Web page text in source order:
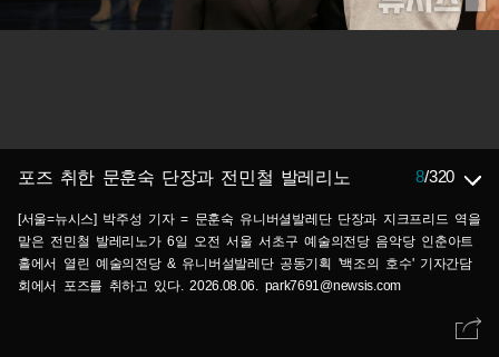
포즈 취한 문훈숙 단장과 전민철 발레리노 8/320
[서울=뉴시스] 박주성 기자 = 문훈숙 유니버셜발레단 단장과 지크프리드 역을
맡은 전민철 발레리노가 6일 오전 서울 서초구 예술의전당 음악당 인춘아트
홀에서 열린 예술의전당 & 유니버설발레단 공동기획 '백조의 호수' 기자간담
회에서 포즈를 취하고 있다. 2026.08.06. park7691@newsis.com